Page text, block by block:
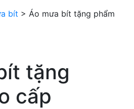
bít > Áo mưa bít tặng phẩm
tặng
cấp